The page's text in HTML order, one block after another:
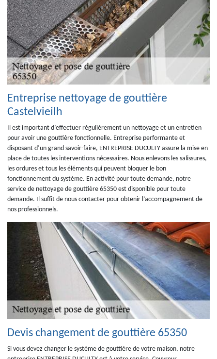
Entreprise nettoyage de gouttière
Castelvieilh
Il est important d’effectuer régulièrement un nettoyage et un entretien
pour avoir une gouttière fonctionnelle. Entreprise performante et
disposant d’un grand savoir-faire, ENTREPRISE DUCULTY assure la mise en
place de toutes les interventions nécessaires. Nous enlevons les salissures,
les ordures et tous les éléments qui peuvent bloquer le bon
fonctionnement du système. En activité pour toute demande, notre
service de nettoyage de gouttière 65350 est disponible pour toute
demande. Il suffit de nous contacter pour obtenir l’accompagnement de
nos professionnels.
Devis changement de gouttière 65350
Si vous devez changer le système de gouttière de votre maison, notre